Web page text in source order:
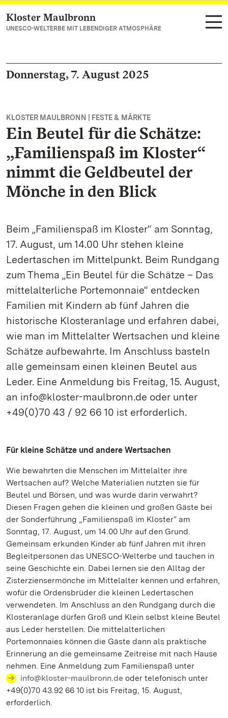
Zum Hauptinhalt springen
Kloster Maulbronn
UNESCO-WELTERBE MIT LEBENDIGER ATMOSPHÄRE
Donnerstag, 7. August 2025
KLOSTER MAULBRONN | FESTE & MÄRKTE
Ein Beutel für die Schätze:
„Familienspaß im Kloster“
nimmt die Geldbeutel der
Mönche in den Blick
Beim „Familienspaß im Kloster“ am Sonntag,
17. August, um 14.00 Uhr stehen kleine
Ledertaschen im Mittelpunkt. Beim Rundgang
zum Thema „Ein Beutel für die Schätze – Das
mittelalterliche Portemonnaie“ entdecken
Familien mit Kindern ab fünf Jahren die
historische Klosteranlage und erfahren dabei,
wie man im Mittelalter Wertsachen und kleine
Schätze aufbewahrte. Im Anschluss basteln
alle gemeinsam einen kleinen Beutel aus
Leder. Eine Anmeldung bis Freitag, 15. August,
an info@kloster-maulbronn.de oder unter
+49(0)70 43 / 92 66 10 ist erforderlich.
Für kleine Schätze und andere Wertsachen
Wie bewahrten die Menschen im Mittelalter ihre
Wertsachen auf? Welche Materialien nutzten sie für
Beutel und Börsen, und was wurde darin verwahrt?
Diesen Fragen gehen die kleinen und großen Gäste bei
der Sonderführung „Familienspaß im Kloster“ am
Sonntag, 17. August, um 14.00 Uhr auf den Grund.
Gemeinsam erkunden Kinder ab fünf Jahren mit ihren
Begleitpersonen das UNESCO-Welterbe und tauchen in
seine Geschichte ein. Dabei lernen sie den Alltag der
Zisterziensermönche im Mittelalter kennen und erfahren,
wofür die Ordensbrüder die kleinen Ledertaschen
verwendeten. Im Anschluss an den Rundgang durch die
Klosteranlage dürfen Groß und Klein selbst kleine Beutel
aus Leder herstellen. Die mittelalterlichen
Portemonnaies können die Gäste dann als praktische
Erinnerung an die gemeinsame Zeitreise mit nach Hause
nehmen. Eine Anmeldung zum Familienspaß unter
info@kloster-maulbronn.de oder telefonisch unter
+49(0)70 43.92 66 10 ist bis Freitag, 15. August,
erforderlich.